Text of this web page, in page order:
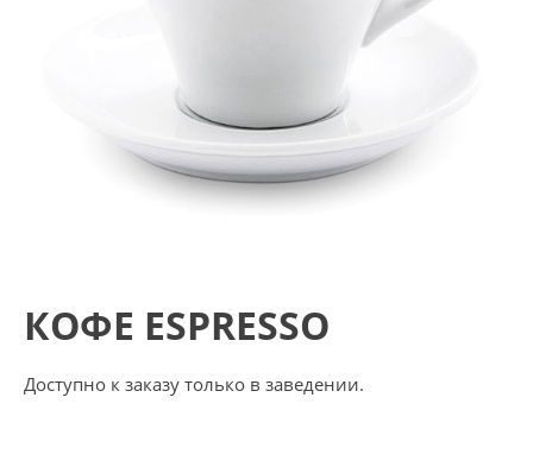
КОФЕ ESPRESSO
Доступно к заказу только в заведении.